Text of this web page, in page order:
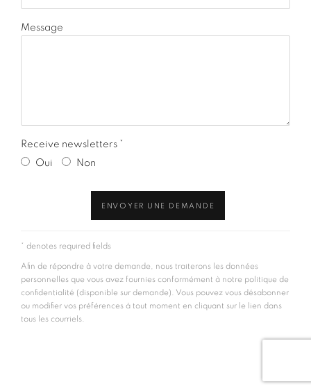
Message
Receive newsletters *
Oui
Non
ENVOYER UNE DEMANDE
* denotes required fields
Afin de répondre à votre demande, nous traiterons les données
personnelles que vous avez fournies conformément à notre politique de
confidentialité (disponible sur demande). Vous pouvez vous désabonner
ou modifier vos préférences à tout moment en cliquant sur le lien dans
tous les courriels.